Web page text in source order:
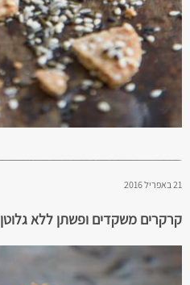
21 באפריל 2016
קרקרים משקדים ופשתן ללא גלוטן